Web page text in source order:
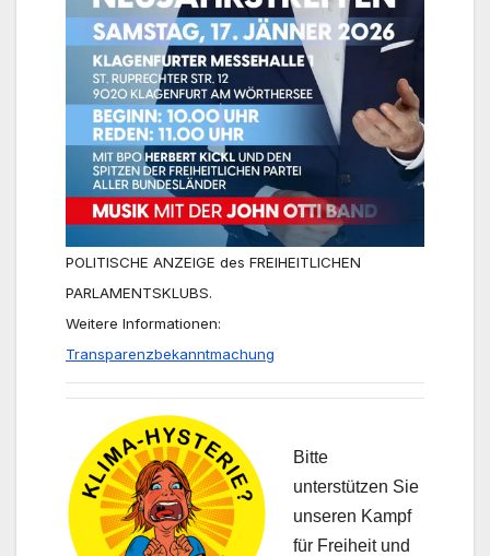
POLITISCHE ANZEIGE des FREIHEITLICHEN
PARLAMENTSKLUBS.
Weitere Informationen:
Transparenzbekanntmachung
Bitte
unterstützen Sie
unseren Kampf
für Freiheit und